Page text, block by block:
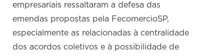
empresariais ressaltaram a defesa das
emendas propostas pela FecomercioSP,
especialmente as relacionadas à centralidade
dos acordos coletivos e à possibilidade de